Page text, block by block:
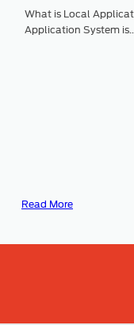
What is Local
Application System
Read More